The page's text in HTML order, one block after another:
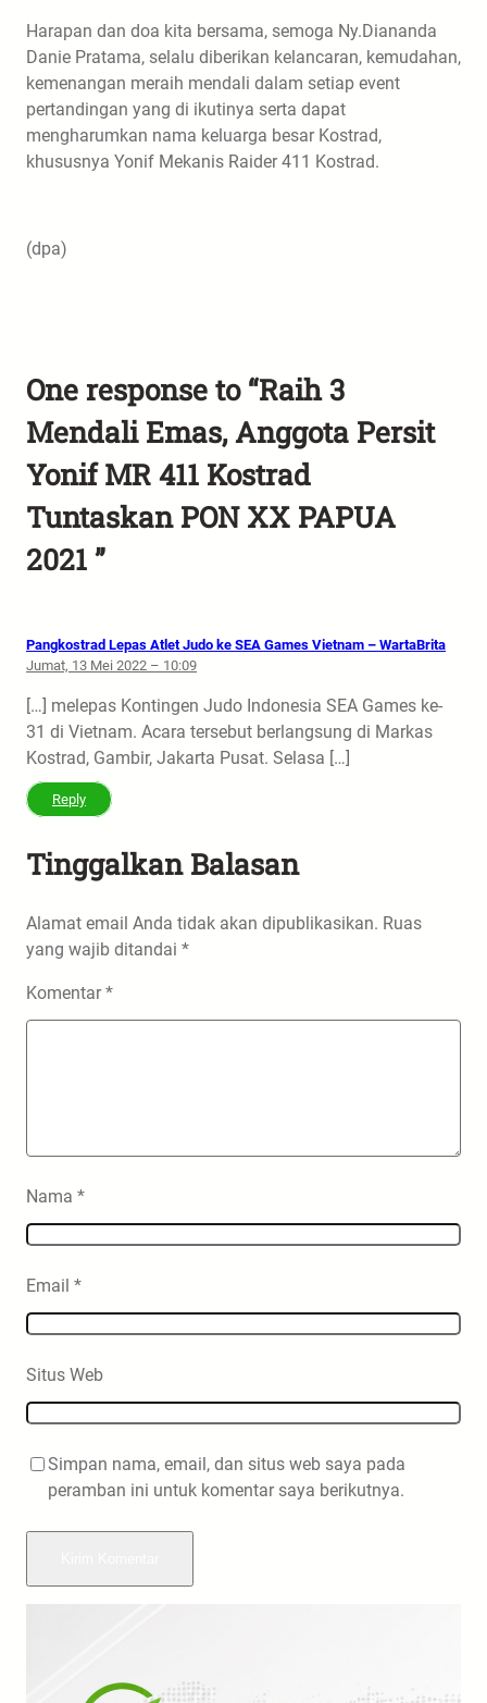
Harapan dan doa kita bersama, semoga Ny.Diananda
Danie Pratama, selalu diberikan kelancaran, kemudahan,
kemenangan meraih mendali dalam setiap event
pertandingan yang di ikutinya serta dapat
mengharumkan nama keluarga besar Kostrad,
khususnya Yonif Mekanis Raider 411 Kostrad.
(dpa)
One response to “Raih 3
Mendali Emas, Anggota Persit
Yonif MR 411 Kostrad
Tuntaskan PON XX PAPUA
2021 ”
Pangkostrad Lepas Atlet Judo ke SEA Games Vietnam – WartaBrita
Jumat, 13 Mei 2022 – 10:09
[…] melepas Kontingen Judo Indonesia SEA Games ke-
31 di Vietnam. Acara tersebut berlangsung di Markas
Kostrad, Gambir, Jakarta Pusat. Selasa […]
Reply
Tinggalkan Balasan
Alamat email Anda tidak akan dipublikasikan. Ruas
yang wajib ditandai *
Komentar*
Nama *
Email *
Situs Web
Simpan nama, email, dan situs web saya pada
peramban ini untuk komentar saya berikutnya.